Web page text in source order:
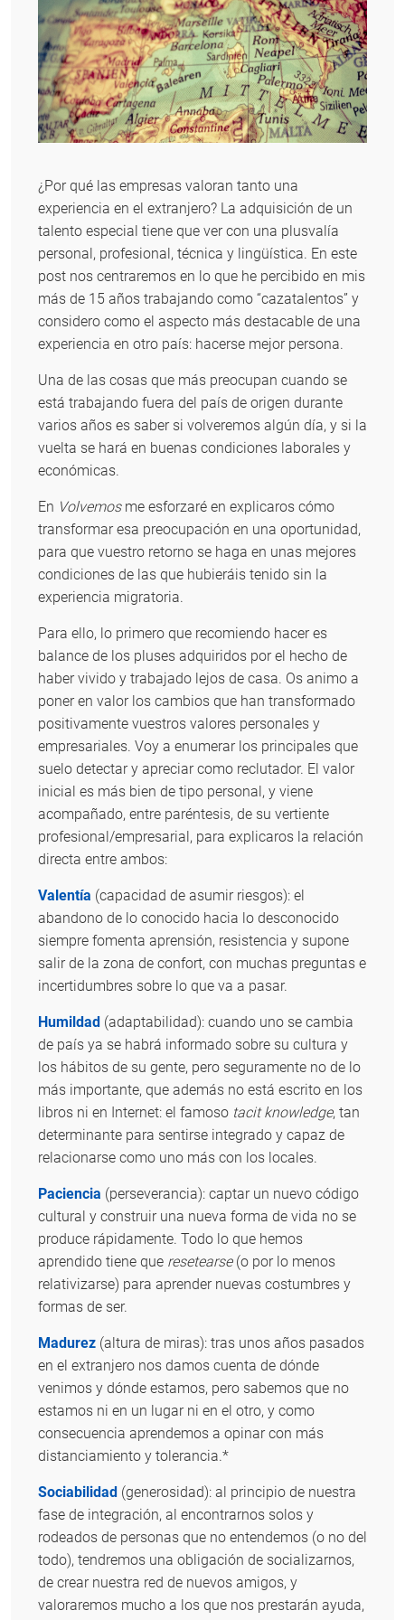
¿Por qué las empresas valoran tanto una
experiencia en el extranjero? La adquisición de un
talento especial tiene que ver con una plusvalía
personal, profesional, técnica y lingüística. En este
post nos centraremos en lo que he percibido en mis
más de 15 años trabajando como “cazatalentos” y
considero como el aspecto más destacable de una
experiencia en otro país: hacerse mejor persona.
Una de las cosas que más preocupan cuando se
está trabajando fuera del país de origen durante
varios años es saber si volveremos algún día, y si la
vuelta se hará en buenas condiciones laborales y
económicas.
En Volvemosme esforzaré en explicaros cómo
transformar esa preocupación en una oportunidad,
para que vuestro retorno se haga en unas mejores
condiciones de las que hubieráis tenido sin la
experiencia migratoria.
Para ello, lo primero que recomiendo hacer es
balance de los pluses adquiridos por el hecho de
haber vivido y trabajado lejos de casa. Os animo a
poner en valor los cambios que han transformado
positivamente vuestros valores personales y
empresariales. Voy a enumerar los principales que
suelo detectar y apreciar como reclutador. El valor
inicial es más bien de tipo personal, y viene
acompañado, entre paréntesis, de su vertiente
profesional/empresarial, para explicaros la relación
directa entre ambos:
Valentía (capacidad de asumir riesgos): el
abandono de lo conocido hacia lo desconocido
siempre fomenta aprensión, resistencia y supone
salir de la zona de confort, con muchas preguntas e
incertidumbres sobre lo que va a pasar.
Humildad (adaptabilidad): cuando uno se cambia
de país ya se habrá informado sobre su cultura y
los hábitos de su gente, pero seguramente no de lo
más importante, que además no está escrito en los
libros ni en Internet: el famoso tacit knowledge, tan
determinante para sentirse integrado y capaz de
relacionarse como uno más con los locales.
Paciencia (perseverancia): captar un nuevo código
cultural y construir una nueva forma de vida no se
produce rápidamente. Todo lo que hemos
aprendido tiene que resetearse(o por lo menos
relativizarse) para aprender nuevas costumbres y
formas de ser.
Madurez (altura de miras): tras unos años pasados
en el extranjero nos damos cuenta de dónde
venimos y dónde estamos, pero sabemos que no
estamos ni en un lugar ni en el otro, y como
consecuencia aprendemos a opinar con más
distanciamiento y tolerancia.*
Sociabilidad (generosidad): al principio de nuestra
fase de integración, al encontrarnos solos y
rodeados de personas que no entendemos (o no del
todo), tendremos una obligación de socializarnos,
de crear nuestra red de nuevos amigos, y
valoraremos mucho a los que nos prestarán ayuda,